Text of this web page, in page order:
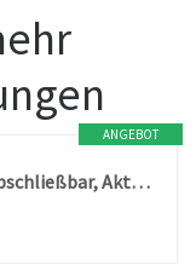
ANGEBOT
VASAGLE Rollcontainer abschließbar, Aktenschrank 2 Schubladen